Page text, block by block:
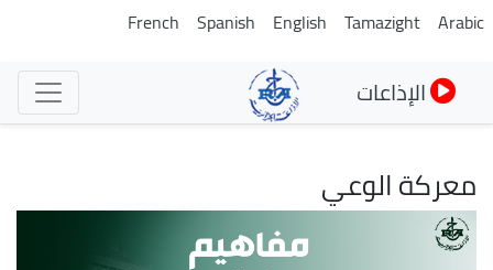
تجاوز
Arabic
Tamazight
English
Spanish
French
الإذاعات
معركة الوعي
الصورة